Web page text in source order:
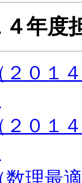
４年度
２０１
２０１
理最